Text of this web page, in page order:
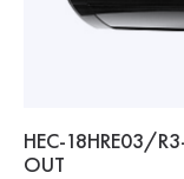
HEC-18HRE03/
OUT